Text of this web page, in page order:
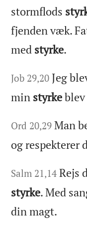
stormflods
fjenden væk.
med styrke.
Job 29,20 Jeg
min styrke
Ord 20,29 Man
og respekterer
Salm 21,14 Rejs
styrke. Med
din magt.